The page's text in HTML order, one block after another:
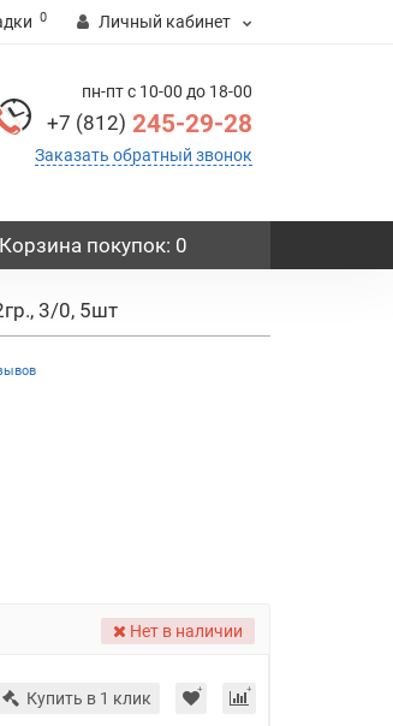
0 Личный кабинет
пн-пт с 10-00 до 18-00
+7 (812) 245-29-28
Заказать обратный звонок
Корзина покупок: 0
3/0, 5шт
Нет в наличии
Купить в 1 клик